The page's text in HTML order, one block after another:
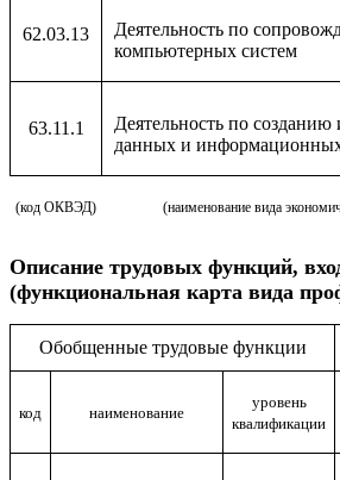
62.03.13
Деятельность по
компьютерных систем
63.11.1
Деятельность по
данных и информационных
(код ОКВЭД) (наименование вида
Описание трудовых функций,
(функциональная карта вида
Обобщенные трудовые функции
код наименование
уровень
квалификации